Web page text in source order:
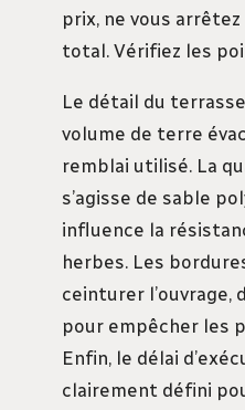
prix, ne vous
total. Vérifiez les
Le détail du
volume de terre
remblai utilisé. La
s’agisse de sable
influence la
herbes. Les
ceinturer l’ouvrage,
pour empêcher les
Enfin, le délai
clairement défini